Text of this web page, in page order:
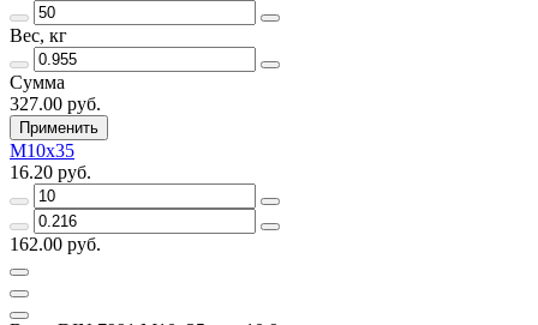
Вес, кг
Сумма
327.00 руб.
Применить
M10х35
16.20 руб.
162.00 руб.